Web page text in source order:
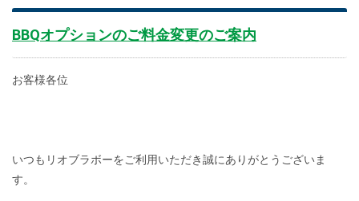
BBQオプションのご料金変更のご案内
お客様各位
いつもリオブラボーをご利用いただき誠にありがとうございま
す。